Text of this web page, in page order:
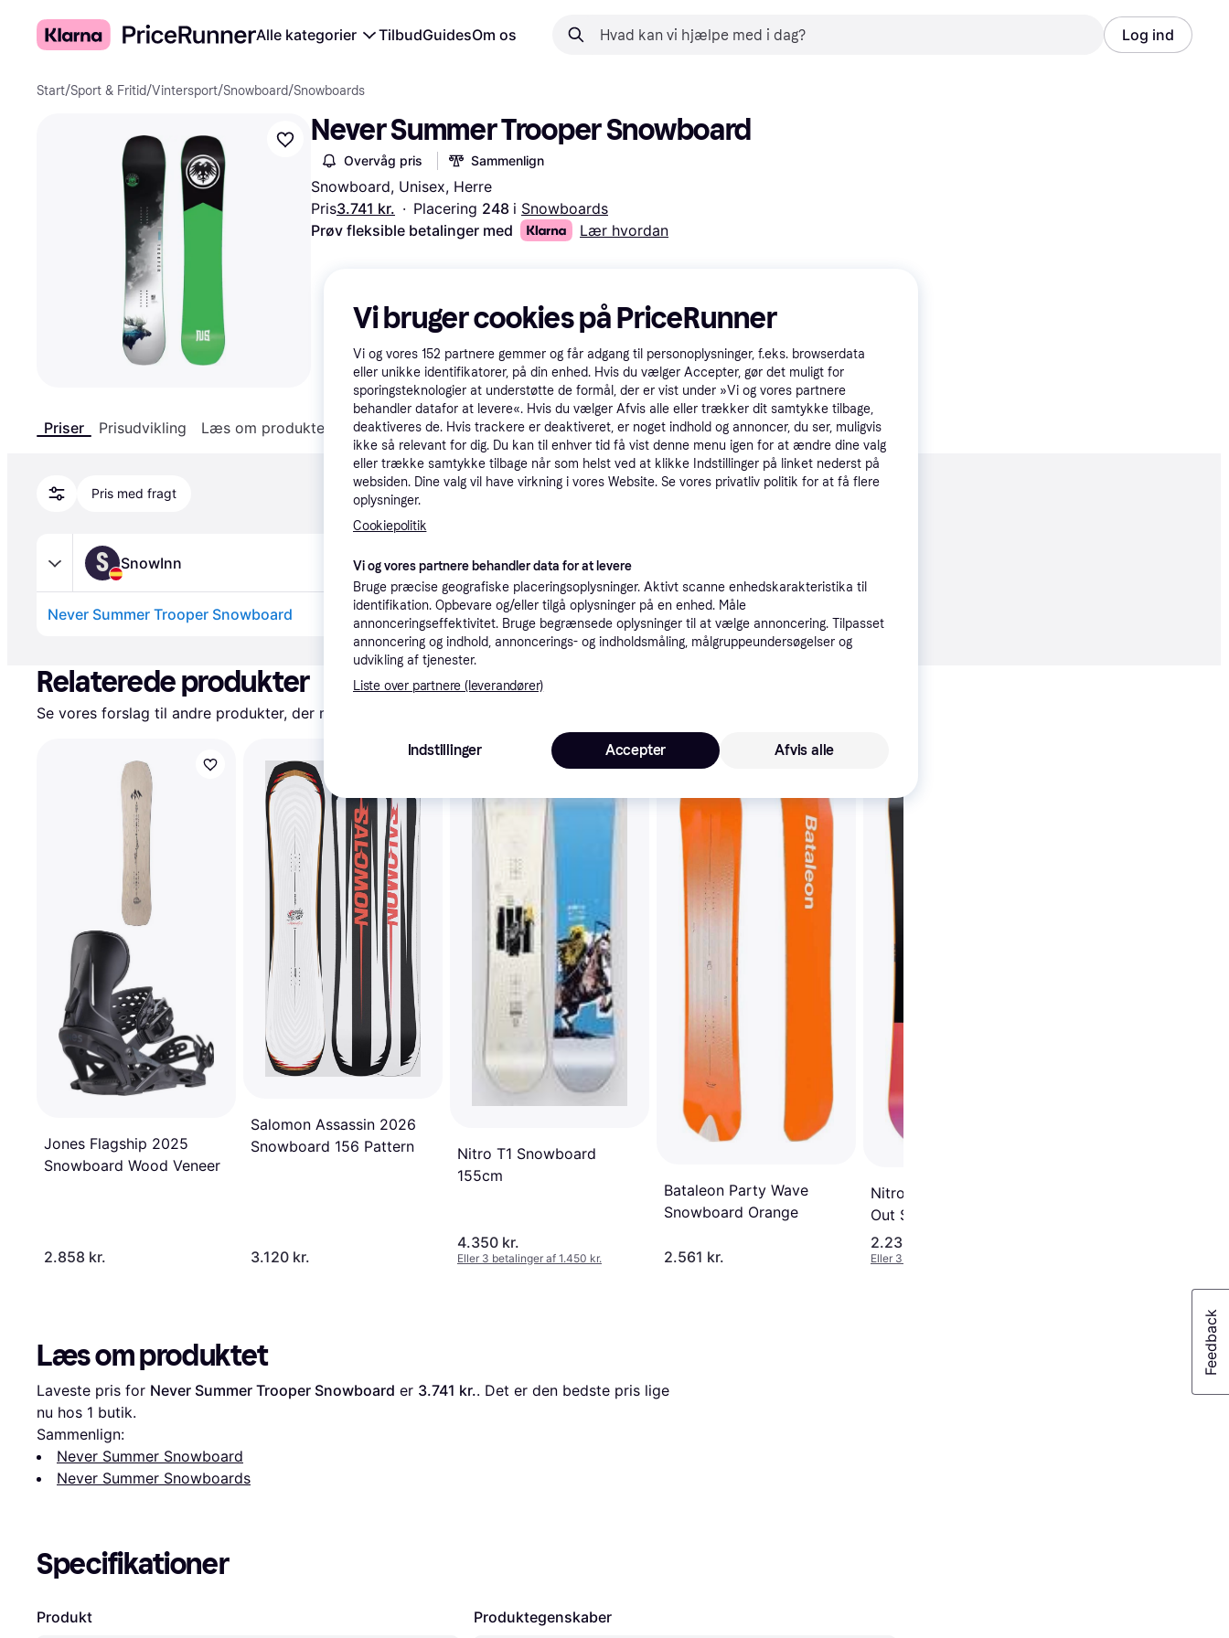
Alle kategorier TilbudGuidesOm os Log ind
Start/Sport & Fritid/Vintersport/Snowboard/Snowboards
Never Summer Trooper Snowboard
Overvåg pris Sammenlign
Snowboard, Unisex, Herre
Pris3.741 kr. · Placering 248 i Snowboards
Prøv fleksible betalinger med
Lær hvordan
Priser Prisudvikling Læs om produktet Specifikationer
Pris med fragt
S SnowInn
Never Summer Trooper Snowboard Fri fragt ,2-4 dage 3.741 kr.
Relaterede produkter
Se vores forslag til andre produkter, der matcher dine interesser.
Jones Flagship 2025
Snowboard Wood Veneer
2.858 kr.
Salomon Assassin 2026
Snowboard 156 Pattern
3.120 kr.
Nitro T1 Snowboard
155cm
4.350 kr.
Eller 3 betalinger af 1.450 kr.
Bataleon Party Wave
Snowboard Orange
2.561 kr.
Nitro Prime Chroma Cam-
Out Snowboard 152cm
2.239 kr.
Eller 3 betalinger af 746 kr.
Læs om produktet
Laveste pris for Never Summer Trooper Snowboard er 3.741 kr.. Det er den bedste pris lige
nu hos 1 butik.
Sammenlign:
Never Summer Snowboard
Never Summer Snowboards
Specifikationer
Produkt Produktegenskaber
Vi bruger cookies på PriceRunner
Vi og vores 152 partnere gemmer og får adgang til personoplysninger, f.eks. browserdata
eller unikke identifikatorer, på din enhed. Hvis du vælger Accepter, gør det muligt for
sporingsteknologier at understøtte de formål, der er vist under »Vi og vores partnere
behandler datafor at levere«. Hvis du vælger Afvis alle eller trækker dit samtykke tilbage,
deaktiveres de. Hvis trackere er deaktiveret, er noget indhold og annoncer, du ser, muligvis
ikke så relevant for dig. Du kan til enhver tid få vist denne menu igen for at ændre dine valg
eller trække samtykke tilbage når som helst ved at klikke Indstillinger på linket nederst på
websiden. Dine valg vil have virkning i vores Website. Se vores privatliv politik for at få flere
oplysninger.
Cookiepolitik
Vi og vores partnere behandler data for at levere
Bruge præcise geografiske placeringsoplysninger. Aktivt scanne enhedskarakteristika til
identifikation. Opbevare og/eller tilgå oplysninger på en enhed. Måle
annonceringseffektivitet. Bruge begrænsede oplysninger til at vælge annoncering. Tilpasset
annoncering og indhold, annoncerings- og indholdsmåling, målgruppeundersøgelser og
udvikling af tjenester.
Liste over partnere (leverandører)
Indstillinger Afvis alle
Accepter